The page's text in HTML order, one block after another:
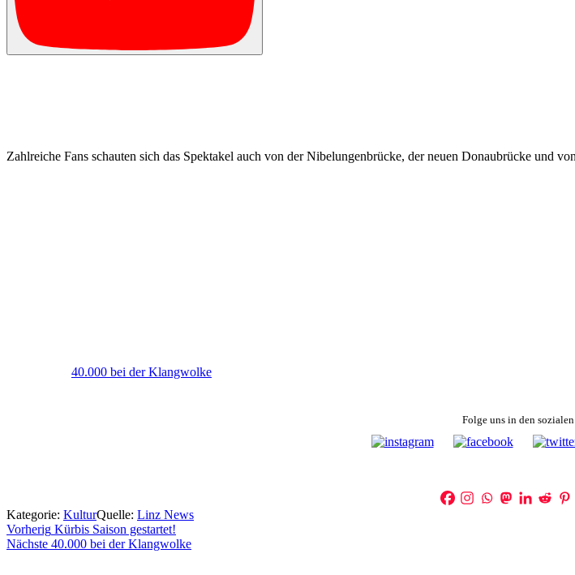
Zahlreiche Fans schauten sich das Spektakel auch von der Nibelungenbrücke, der neuen Donaubrücke und
40.000 bei der Klangwolke
Folge uns in den
Kategorie: KulturQuelle: Linz News
Beitragsnavigation
Vorherig Kürbis Saison gestartet!
Nächste 40.000 bei der Klangwolke